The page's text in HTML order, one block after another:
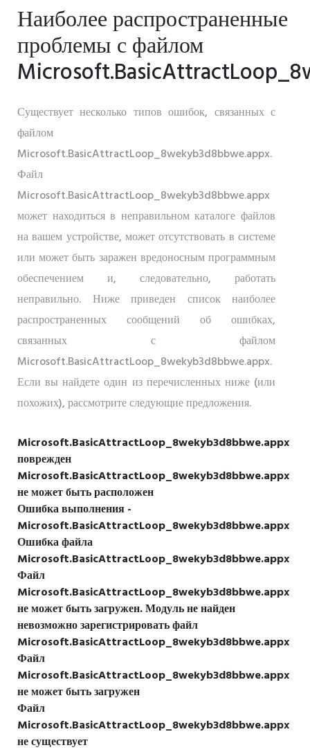
Наиболее распространенные
проблемы с файлом
Существует несколько типов ошибок, связанных с
файлом
Microsoft.BasicAttractLoop_8wekyb3d8bbwe.appx.
Файл
Microsoft.BasicAttractLoop_8wekyb3d8bbwe.appx
может находиться в неправильном каталоге файлов
на вашем устройстве, может отсутствовать в системе
или может быть заражен вредоносным программным
обеспечением и, следовательно, работать
неправильно. Ниже приведен список наиболее
распространенных сообщений об ошибках,
связанных с файлом
Microsoft.BasicAttractLoop_8wekyb3d8bbwe.appx.
Если вы найдете один из перечисленных ниже (или
похожих), рассмотрите следующие предложения.
Microsoft.BasicAttractLoop_8wekyb3d8bbwe.appx
поврежден
Microsoft.BasicAttractLoop_8wekyb3d8bbwe.appx
не может быть расположен
Ошибка выполнения -
Microsoft.BasicAttractLoop_8wekyb3d8bbwe.appx
Ошибка файла
Microsoft.BasicAttractLoop_8wekyb3d8bbwe.appx
Файл
Microsoft.BasicAttractLoop_8wekyb3d8bbwe.appx
не может быть загружен. Модуль не найден
невозможно зарегистрировать файл
Microsoft.BasicAttractLoop_8wekyb3d8bbwe.appx
Файл
Microsoft.BasicAttractLoop_8wekyb3d8bbwe.appx
не может быть загружен
Файл
Microsoft.BasicAttractLoop_8wekyb3d8bbwe.appx
не существует